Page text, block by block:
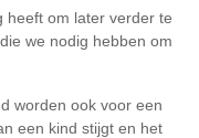
heeft om later verder te
we nodig hebben om
worden ook voor een
een kind stijgt en het